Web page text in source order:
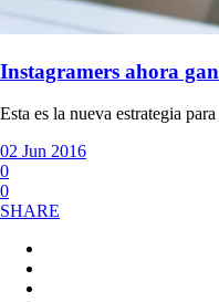
Instagramers ahora
Esta es la nueva estrategia
02 Jun 2016
0
0
SHARE